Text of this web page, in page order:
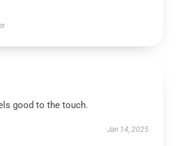
good to the touch.
Jan 14, 2025